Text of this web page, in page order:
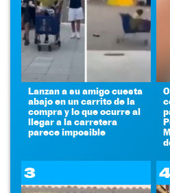
Lanzan a su amigo cuesta
abajo en un carrito de la
compra y lo que ocurre al
llegar a la carretera
parece imposible
3